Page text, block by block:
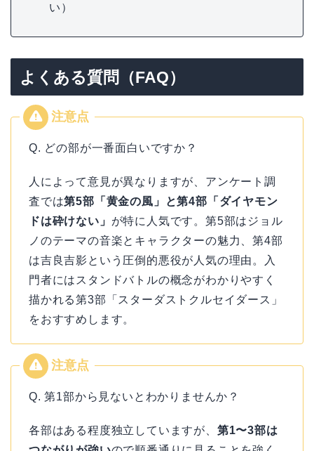
い）
よくある質問（FAQ）
Q. どの部が一番面白いですか？
人によって意見が異なりますが、アンケート調
査では第5部「黄金の風」と第4部「ダイヤモン
ドは砕けない」 が特に人気です。第5部はジョル
ノのテーマの音楽とキャラクターの魅力、第4部
は吉良吉影という圧倒的悪役が人気の理由。入
門者にはスタンドバトルの概念がわかりやすく
描かれる第3部「スターダストクルセイダース」
をおすすめします。
Q. 第1部から見ないとわかりませんか？
各部はある程度独立していますが、 第1〜3部は